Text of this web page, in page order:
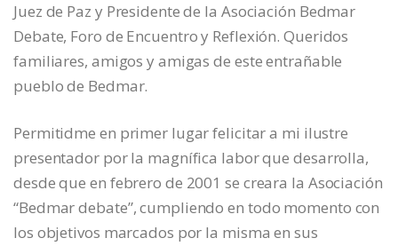
Juez de Paz y Presidente de la Asociación Bedmar
Debate, Foro de Encuentro y Reflexión. Queridos
familiares, amigos y amigas de este entrañable
pueblo de Bedmar.
Permitidme en primer lugar felicitar a mi ilustre
presentador por la magnífica labor que desarrolla,
desde que en febrero de 2001 se creara la Asociación
“Bedmar debate”, cumpliendo en todo momento con
los objetivos marcados por la misma en sus